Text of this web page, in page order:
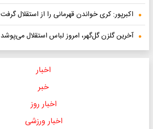
اکبرپور: کری خواندن قهرمانی را از استقلال گرفت
آخرین گلزن گل‌گهر، امروز لباس استقلال می‌پوشد
اخبار
خبر
اخبار روز
اخبار ورزشی